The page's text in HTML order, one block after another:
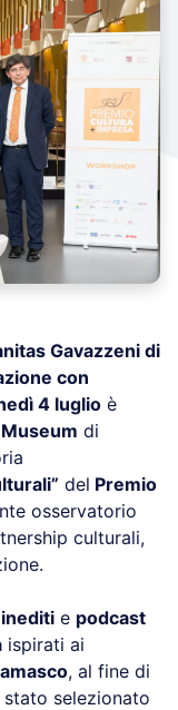
Gavazzeni di
con
4 luglio è
di
del Premio
osservatorio
culturali,
e podcast
ispirati ai
, al fine di
selezionato